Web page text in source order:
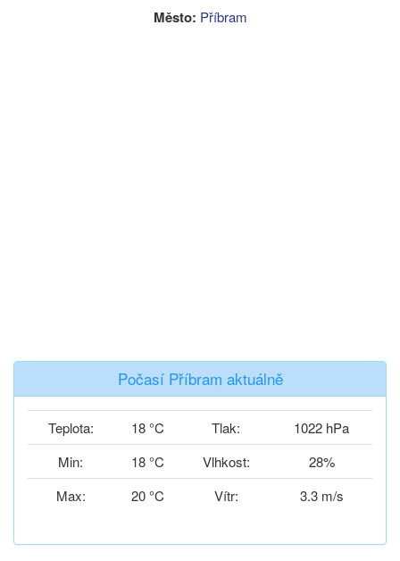
Město: Příbram
Počasí Příbram aktuálně
Teplota: 18 °C Tlak:
1022 hPa
Min:
18 °C Vlhkost:
28%
Max:
20 °C Vítr: 3.3 m/s